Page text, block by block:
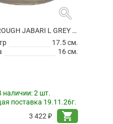
search
КАШПО ROUGH JABARI L GREY WASHED
17.5 см.
16 см.
наличии:2 шт.
поставка 19.11.26г.
3 422 ₽
shopping_cart